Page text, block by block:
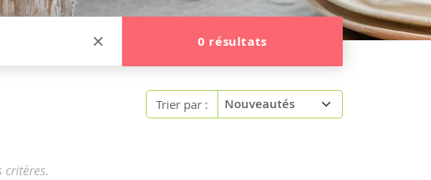
0 résultats
Trier par :
critères.